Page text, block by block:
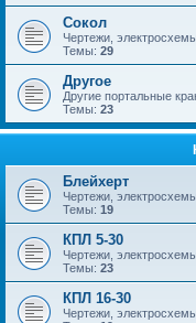
Сокол
Чертежи,
Темы: 29
Другое
Другие портальные
Темы: 23
Блейхерт
Чертежи,
Темы: 19
КПЛ 5-30
Чертежи,
Темы: 23
КПЛ 16-30
Чертежи,